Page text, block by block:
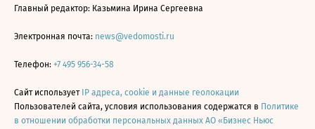
Главный редактор: Казьмина Ирина Сергеевна
Электронная почта: news@vedomosti.ru
Телефон: +7 495 956-34-58
Сайт использует IP адреса, cookie и данные геолокации
Пользователей сайта, условия использования содержатся в Политике
в отношении обработки персональных данных АО «Бизнес Ньюс